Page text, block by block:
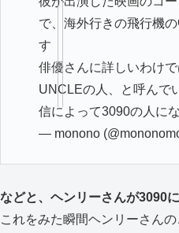
で、海外行きの飛行機
す
俳優さんに詳しいわけ
UNCLEの人、と呼んで
信によって3090の人に
— monono
などと、ヘンリーさんが3090
これをみた瞬間ヘンリーさん